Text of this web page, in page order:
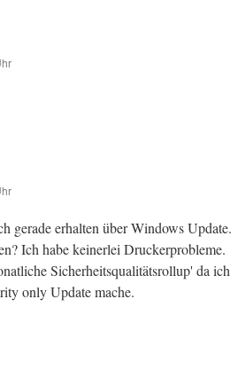
gerade erhalten über Windows Update.
Ich habe keinerlei Druckerprobleme.
Sicherheitsqualitätsrollup' da ich
only Update mache.